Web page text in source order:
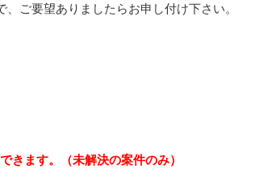
きます。（未解決の案件のみ）